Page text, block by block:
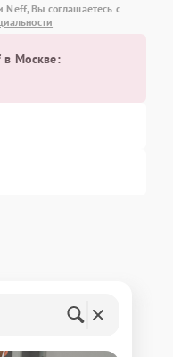
Neff, Вы соглашаетесь с
в Москве: